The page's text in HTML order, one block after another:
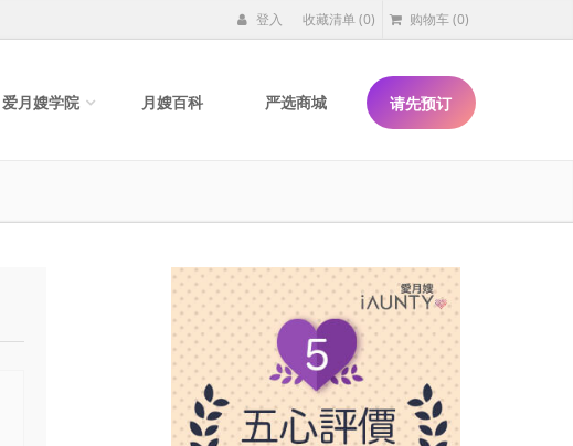
登入 收藏清单(0) 购物车(0)
爱月嫂学院 月嫂百科 严选商城 请先预订